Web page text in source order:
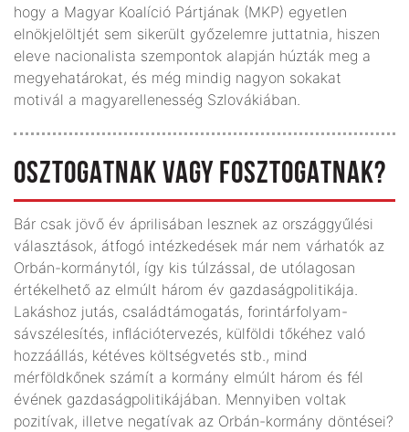
hogy a Magyar Koalíció Pártjának (MKP) egyetlen
elnökjelöltjét sem sikerült győzelemre juttatnia, hiszen
eleve nacionalista szempontok alapján húzták meg a
megyehatárokat, és még mindig nagyon sokakat
motivál a magyarellenesség Szlovákiában.
OSZTOGATNAK VAGY FOSZTOGATNAK?
Bár csak jövő év áprilisában lesznek az országgyűlési
választások, átfogó intézkedések már nem várhatók az
Orbán-kormánytól, így kis túlzással, de utólagosan
értékelhető az elmúlt három év gazdaságpolitikája.
Lakáshoz jutás, családtámogatás, forintárfolyam-
sávszélesítés, inflációtervezés, külföldi tőkéhez való
hozzáállás, kétéves költségvetés stb., mind
mérföldkőnek számít a kormány elmúlt három és fél
évének gazdaságpolitikájában. Mennyiben voltak
pozitívak, illetve negatívak az Orbán-kormány döntései?